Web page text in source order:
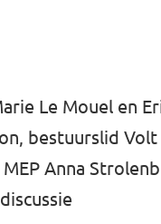
Le Mouel en
bestuurslid
Anna